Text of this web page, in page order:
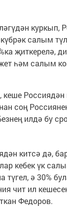
куркып,
салым
җиткерелә,
һәм салым
кеше Россиядән
соң
илдә бу
китсә дә,
кебек үк
түгел, ә 30%
чит ил
Федоров.